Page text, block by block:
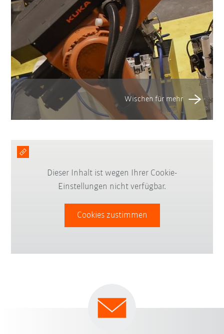
Dieser Inhalt ist wegen Ihrer Cookie-
Einstellungen nicht verfügbar.
Cookies zustimmen